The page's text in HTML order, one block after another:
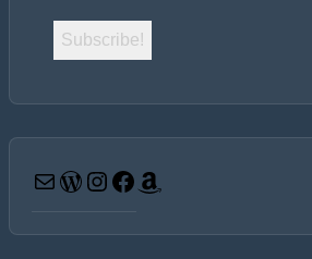
EmailWordPress
Instagram
Facebook